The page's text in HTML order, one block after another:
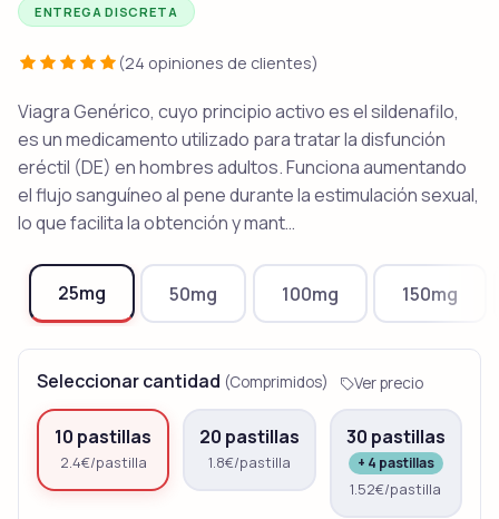
ENTREGA DISCRETA
(24 opiniones de clientes)
Viagra Genérico, cuyo principio activo es el sildenafilo,
es un medicamento utilizado para tratar la disfunción
eréctil (DE) en hombres adultos. Funciona aumentando
el flujo sanguíneo al pene durante la estimulación sexual,
lo que facilita la obtención y mant…
25mg 50mg 100mg 150mg
Seleccionar cantidad (Comprimidos) Ver precio
10 pastillas
2.4€/pastilla
20 pastillas
1.8€/pastilla
30 pastillas
+ 4 pastillas
1.52€/pastilla